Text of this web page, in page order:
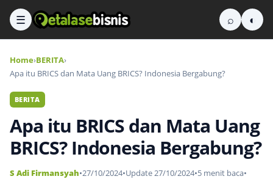
☰ ⌕ ◐
Home›BERITA›
Apa itu BRICS dan Mata Uang BRICS? Indonesia Bergabung?
BERITA
Apa itu BRICS dan Mata Uang
BRICS? Indonesia Bergabung?
S Adi Firmansyah•27/10/2024•Update 27/10/2024•5 menit baca•